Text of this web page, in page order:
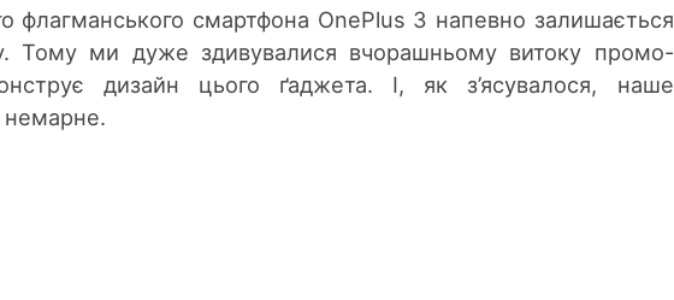
флагманського смартфона OnePlus 3 напевно залишається
Тому ми дуже здивувалися вчорашньому витоку промо-
дизайн цього ґаджета. І, як з’ясувалося, наше
немарне.